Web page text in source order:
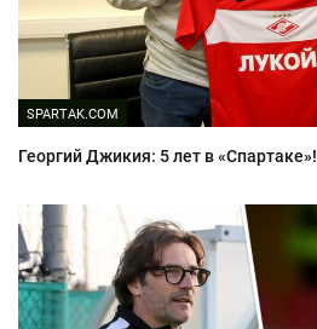
SPARTAK.COM
Георгий Джикия: 5 лет в «Спартаке»!